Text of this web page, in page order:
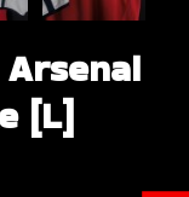
Arsenal
[L]